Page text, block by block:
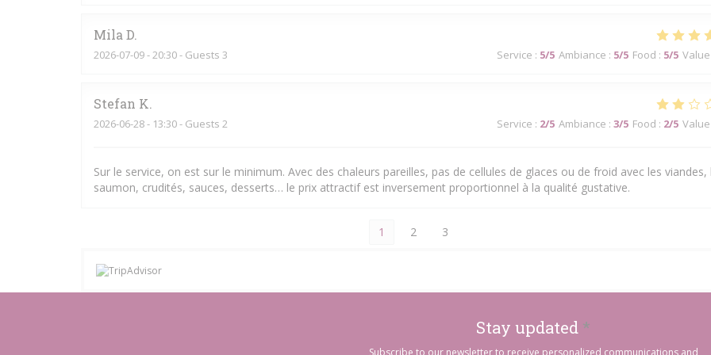
Mila D
2026-07-09- 20:30 - Guests 3 Service : 5/5 Ambiance : 5/5 Food : 5/5 Value
Stefan K
2026-06-28- 13:30 - Guests 2 Service : 2/5 Ambiance : 3/5 Food : 2/5 Value
Sur le service, on est sur le minimum. Avec des chaleurs pareilles, pas de cellules de glaces ou de froid avec les viandes,
saumon, crudités, sauces, desserts… le prix attractif est inversement proportionnel à la qualité gustative.
1 2 3
Stay updated *